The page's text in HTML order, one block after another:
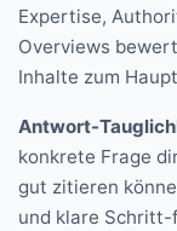
Expertise,
Overviews
Inhalte zum
Antwort-
konkrete Frage
gut zitieren
und klare